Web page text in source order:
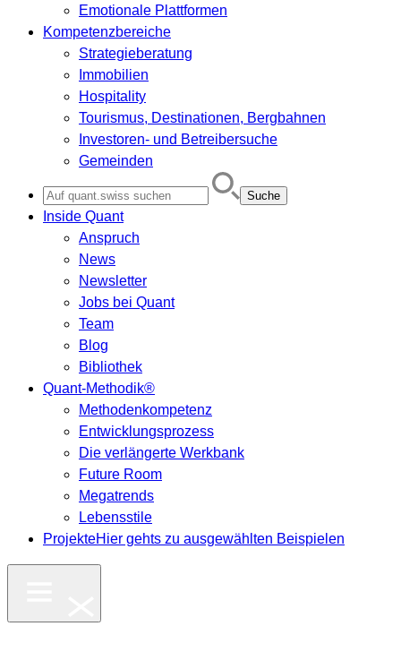
Emotionale Plattformen
Kompetenzbereiche
Strategieberatung
Immobilien
Hospitality
Tourismus, Destinationen, Bergbahnen
Investoren- und Betreibersuche
Gemeinden
for:
Inside Quant
Anspruch
News
Newsletter
Jobs bei Quant
Team
Blog
Bibliothek
Quant-Methodik®
Methodenkompetenz
Entwicklungsprozess
Die verlängerte Werkbank
Future Room
Megatrends
Lebensstile
ProjekteHier gehts zu ausgewählten Beispielen